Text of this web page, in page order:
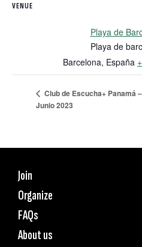
VENUE
Playa de
Playa de
Barcelona, España
Club de Escucha+ Panamá –
Junio 2023
Join
Organize
FAQs
About us